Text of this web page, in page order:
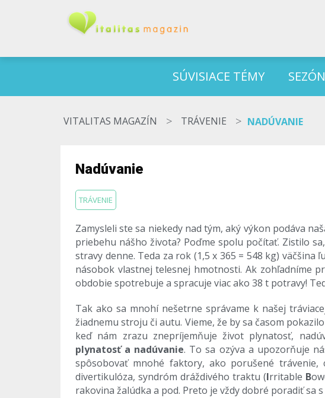
SÚVISIACE TÉMY
VITALITAS MAGAZÍN > TRÁVENIE > NADÚVANIE
Nadúvanie
TRÁVENIE
Zamysleli ste sa niekedy nad tým, aký výkon podáva
priebehu nášho života? Poďme spolu počítať. Zistilo
stravy denne. Teda za rok (1,5 x 365 = 548 kg) väčšina
násobok vlastnej telesnej hmotnosti. Ak zohľadníme
obdobie spotrebuje a spracuje viac ako 38 t potravy!
Tak ako sa mnohí nešetrne správame k našej
žiadnemu stroju či autu. Vieme, že by sa časom
keď nám zrazu znepríjemňuje život plynatosť,
plynatosť a nadúvanie. To sa ozýva a upozorňuje
spôsobovať mnohé faktory, ako porušené trávenie,
divertikulóza, syndróm dráždivého traktu (Irritable B
rakovina žalúdka a pod. Preto je vždy dobré poradiť sa